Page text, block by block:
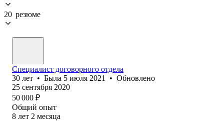
20 резюме
Специалист договорного отдела
30 лет • Была 5 июля 2021 • Обновлено
25 сентября 2020
50 000 ₽
Общий опыт
8 лет 2 месяца